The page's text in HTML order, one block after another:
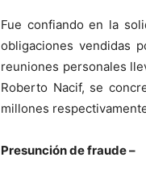
Fue confiando en la
obligaciones vendidas
reuniones personales
Roberto Nacif, se
millones
Presunción de fraude –